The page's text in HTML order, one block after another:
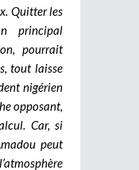
Quitter les
principal
pourrait
tout laisse
nigérien
opposant,
Car, si
peut